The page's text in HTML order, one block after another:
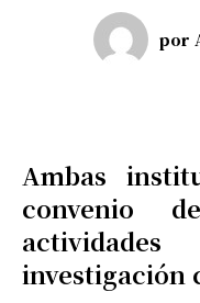
por
Ambas
convenio
investigación